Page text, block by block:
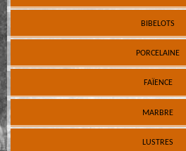
BIBELOTS
PORCELAINE
FAÏENCE
MARBRE
LUSTRES